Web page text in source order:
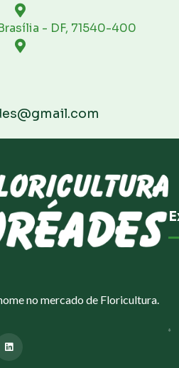
- DF, 71540-400
no mercado de Floricultura.